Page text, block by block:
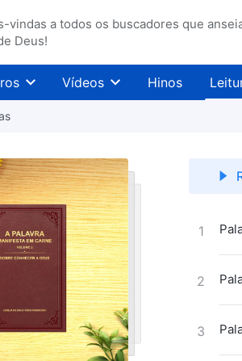
vindas a todos os buscadores que
Deus!
Vídeos Hinos
1
2
3